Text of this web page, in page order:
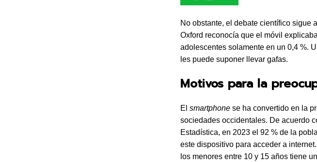
No obstante, el debate científico sigue
Oxford reconocía que el móvil
adolescentes solamente en un 0,4 %.
les puede suponer llevar gafas.
Motivos para la
El smartphone se ha convertido en la
sociedades occidentales. De acuerdo
Estadística, en 2023 el 92 % de la
este dispositivo para acceder a
los menores entre 10 y 15 años tiene